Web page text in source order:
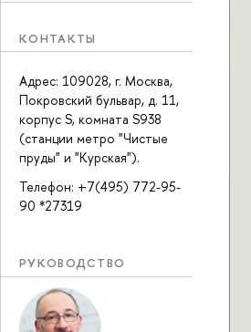
КОНТАКТЫ
Адрес: 109028, г. Москва,
Покровский бульвар, д. 11,
корпус S, комната S938
(станции метро "Чистые
пруды" и "Курская").
Телефон: +7(495) 772-95-
90 *27319
РУКОВОДСТВО